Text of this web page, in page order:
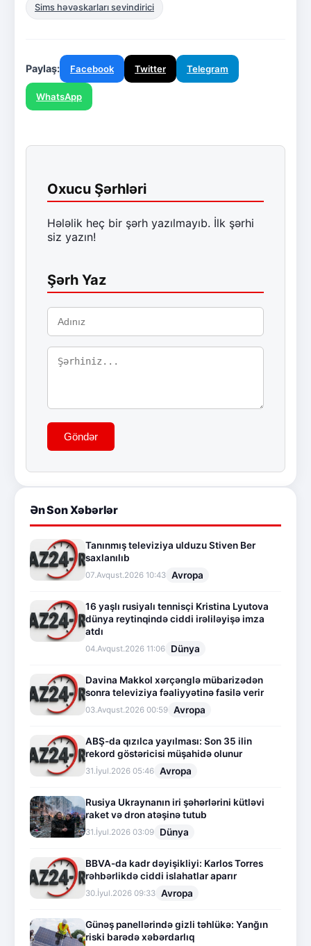
Sims həvəskarları sevindirici
Paylaş: Facebook Twitter Telegram
WhatsApp
Oxucu Şərhləri
Hələlik heç bir şərh yazılmayıb. İlk şərhi
siz yazın!
Şərh Yaz
Göndər
Ən Son Xəbərlər
Tanınmış televiziya ulduzu Stiven Ber
saxlanılıb
07.Avqust.2026 10:43 Avropa
16 yaşlı rusiyalı tennisçi Kristina Lyutova
dünya reytinqində ciddi irəliləyişə imza
atdı
04.Avqust.2026 11:06 Dünya
Davina Makkol xərçənglə mübarizədən
sonra televiziya fəaliyyətinə fasilə verir
03.Avqust.2026 00:59 Avropa
ABŞ-da qızılca yayılması: Son 35 ilin
rekord göstəricisi müşahidə olunur
31.İyul.2026 05:46 Avropa
Rusiya Ukraynanın iri şəhərlərini kütləvi
raket və dron atəşinə tutub
31.İyul.2026 03:09 Dünya
BBVA-da kadr dəyişikliyi: Karlos Torres
rəhbərlikdə ciddi islahatlar aparır
30.İyul.2026 09:33 Avropa
Günəş panellərində gizli təhlükə: Yanğın
riski barədə xəbərdarlıq